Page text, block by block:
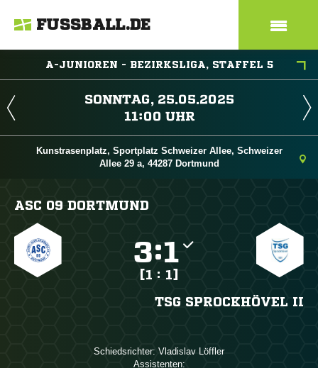
FUSSBALL.DE
A-JUNIOREN - BEZIRKSLIGA, STAFFEL 5
 
 
Kunstrasenplatz, Sportplatz Schweizer Allee, Schweizer
Allee 29 a, 44287 Dortmund
ASC 09 DORTMUND
:
[1 : 1]
TSG SPROCKHÖVEL II
Schiedsrichter:  
Assistenten: